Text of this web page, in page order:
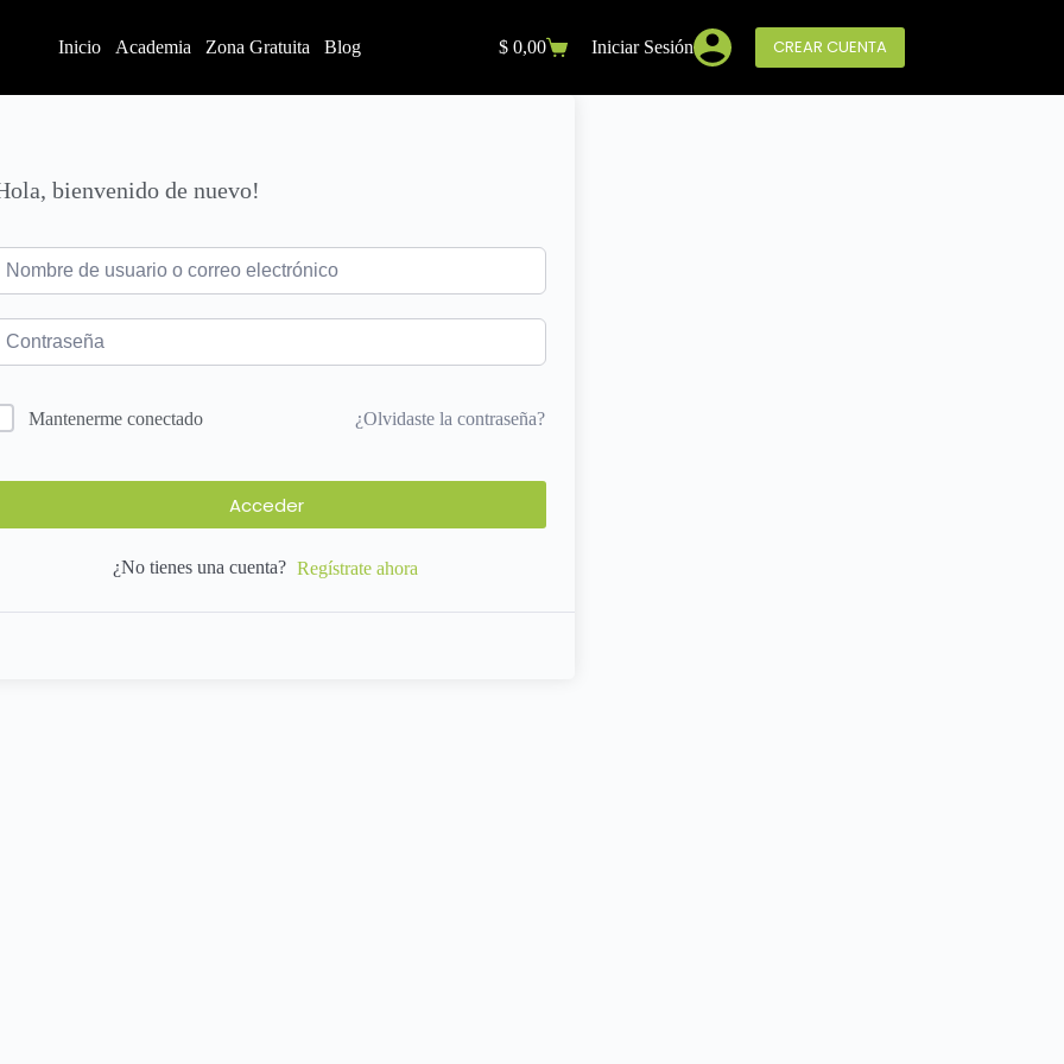
Inicio Academia Zona Gratuita Blog $0,00 Iniciar Sesión CREAR CUENTA
bienvenido de nuevo!
Mantenerme conectado ¿Olvidaste la contraseña?
Acceder
¿No tienes una cuenta? Regístrate ahora